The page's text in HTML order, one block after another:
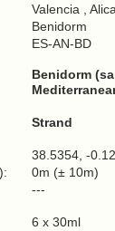
Valencia ,
Benidorm
ES-AN-BD
Benidorm
Strand
38.5354, -
0m (± 10m)
---
6 x 30ml